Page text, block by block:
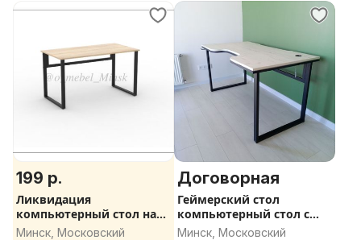
199 р.
Ликвидация
компьютерный стол на
металлокаркасе
Минск, Московский
Договорная
Геймерский стол
компьютерный стол с
вырезом под локти
Минск, Московский